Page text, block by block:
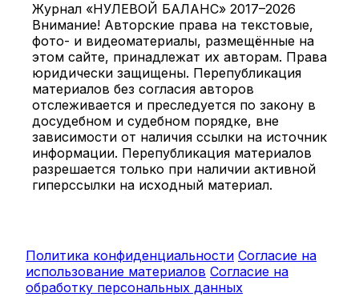
Журнал «НУЛЕВОЙ БАЛАНС» 2017–2026
Внимание! Авторские права на текстовые,
фото- и видеоматериалы, размещённые на
этом сайте, принадлежат их авторам. Права
юридически защищены. Перепубликация
материалов без согласия авторов
отслеживается и преследуется по закону в
досудебном и судебном порядке, вне
зависимости от наличия ссылки на источник
информации. Перепубликация материалов
разрешается только при наличии активной
гиперссылки на исходный материал.
Политика конфиденциальности Согласие на
использование материалов Согласие на
обработку персональных данных